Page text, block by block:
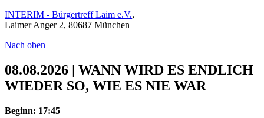
INTERIM - Bürgertreff Laim e.V.,
Laimer Anger 2, 80687 München
Nach oben
08.08.2026 | WANN WIRD ES ENDLICH
WIEDER SO, WIE ES NIE WAR
Beginn: 17:45